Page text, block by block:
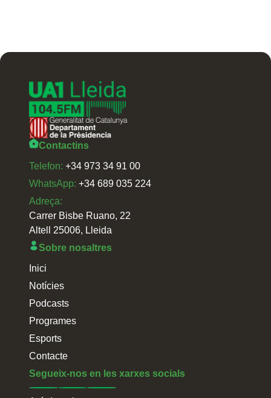
Contactins
Telefon: +34 973 34 91 00
WhatsApp: +34 689 035 224
Adreça:
Carrer Bisbe Ruano, 22
Altell 25006, Lleida
Sobre nosaltres
Inici
Notícies
Podcasts
Programes
Esports
Contacte
Segueix-nos en les xarxes socials